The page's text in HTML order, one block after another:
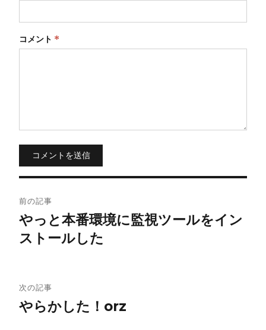
コメント *
コメントを送信
稿
ナ
ゲ
ー
前の記事
やっと本番環境に監視ツールをイン
ストールした
次の記事
やらかした！orz